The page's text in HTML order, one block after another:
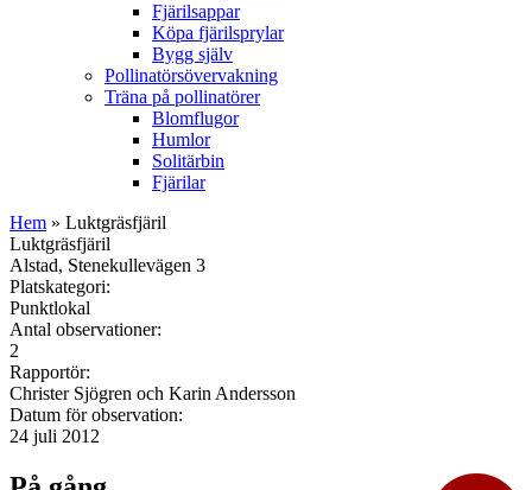
Fjärilsappar
Köpa fjärilsprylar
Bygg själv
Pollinatörsövervakning
Träna på pollinatörer
Blomflugor
Humlor
Solitärbin
Fjärilar
Hem » Luktgräsfjäril
Luktgräsfjäril
Alstad, Stenekullevägen 3
Platskategori:
Punktlokal
Antal observationer:
2
Rapportör:
Christer Sjögren och Karin Andersson
Datum för observation:
24 juli 2012